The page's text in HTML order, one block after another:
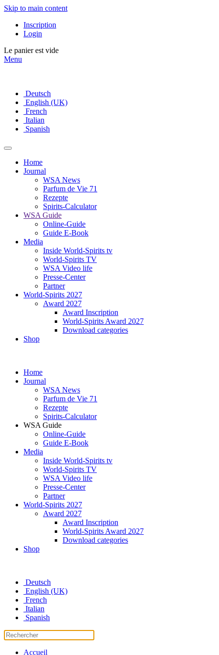
Skip to main content
Inscription
Login
Le panier est vide
Menu
Deutsch
English (UK)
French
Italian
Spanish
Home
Journal
WSA News
Parfum de Vie 71
Rezepte
Spirits-Calculator
WSA Guide
Online-Guide
Guide E-Book
Media
Inside World-Spirits tv
World-Spirits TV
WSA Video life
Presse-Center
Partner
World-Spirits 2027
Award 2027
Award Inscription
World-Spirits Award 2027
Download categories
Shop
Home
Journal
WSA News
Parfum de Vie 71
Rezepte
Spirits-Calculator
WSA Guide
Online-Guide
Guide E-Book
Media
Inside World-Spirits tv
World-Spirits TV
WSA Video life
Presse-Center
Partner
World-Spirits 2027
Award 2027
Award Inscription
World-Spirits Award 2027
Download categories
Shop
Deutsch
English (UK)
French
Italian
Spanish
Accueil